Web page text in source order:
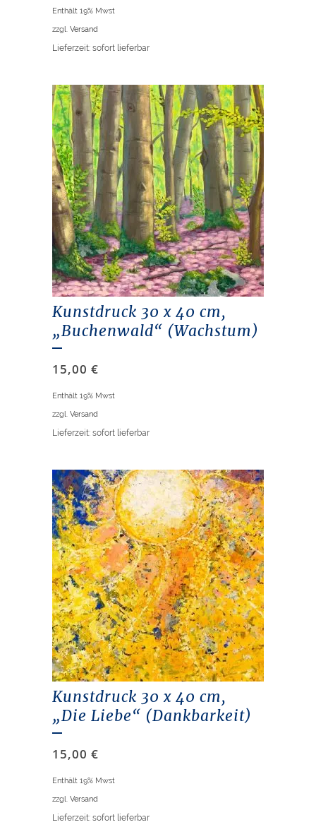
Enthält 19% Mwst
zzgl. Versand
Lieferzeit: sofort lieferbar
Kunstdruck 30 x 40 cm,
„Buchenwald“ (Wachstum)
15,00 €
Enthält 19% Mwst
zzgl. Versand
Lieferzeit: sofort lieferbar
Kunstdruck 30 x 40 cm,
„Die Liebe“ (Dankbarkeit)
15,00 €
Enthält 19% Mwst
zzgl. Versand
Lieferzeit: sofort lieferbar